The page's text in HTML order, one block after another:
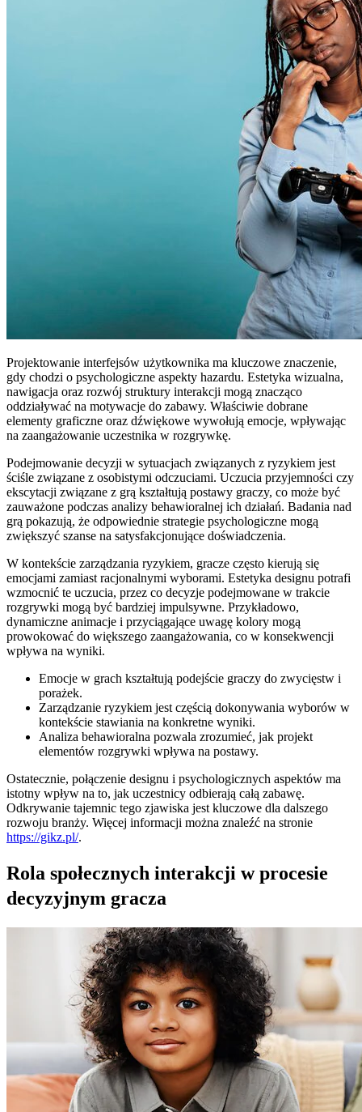
Projektowanie interfejsów użytkownika ma kluczowe znaczenie,
gdy chodzi o psychologiczne aspekty hazardu. Estetyka wizualna,
nawigacja oraz rozwój struktury interakcji mogą znacząco
oddziaływać na motywacje do zabawy. Właściwie dobrane
elementy graficzne oraz dźwiękowe wywołują emocje, wpływając
na zaangażowanie uczestnika w rozgrywkę.
Podejmowanie decyzji w sytuacjach związanych z ryzykiem jest
ściśle związane z osobistymi odczuciami. Uczucia przyjemności czy
ekscytacji związane z grą kształtują postawy graczy, co może być
zauważone podczas analizy behawioralnej ich działań. Badania nad
grą pokazują, że odpowiednie strategie psychologiczne mogą
zwiększyć szanse na satysfakcjonujące doświadczenia.
W kontekście zarządzania ryzykiem, gracze często kierują się
emocjami zamiast racjonalnymi wyborami. Estetyka designu potrafi
wzmocnić te uczucia, przez co decyzje podejmowane w trakcie
rozgrywki mogą być bardziej impulsywne. Przykładowo,
dynamiczne animacje i przyciągające uwagę kolory mogą
prowokować do większego zaangażowania, co w konsekwencji
wpływa na wyniki.
Emocje w grach kształtują podejście graczy do zwycięstw i
porażek.
Zarządzanie ryzykiem jest częścią dokonywania wyborów w
kontekście stawiania na konkretne wyniki.
Analiza behawioralna pozwala zrozumieć, jak projekt
elementów rozgrywki wpływa na postawy.
Ostatecznie, połączenie designu i psychologicznych aspektów ma
istotny wpływ na to, jak uczestnicy odbierają całą zabawę.
Odkrywanie tajemnic tego zjawiska jest kluczowe dla dalszego
rozwoju branży. Więcej informacji można znaleźć na stronie
https://gikz.pl/.
Rola społecznych interakcji w procesie
decyzyjnym gracza